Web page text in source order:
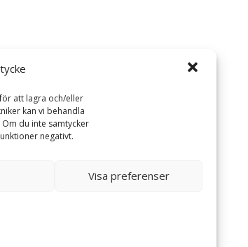
att lagra och/eller
kan vi behandla
du inte samtycker
negativt.
Visa preferenser
en kommentar.